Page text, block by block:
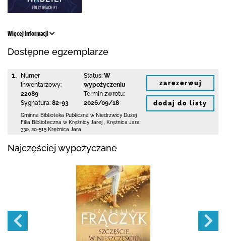
Więcej informacji
Dostępne egzemplarze
1.
Numer
inwentarzowy:
22089
Sygnatura: 82-93
Status: W
wypożyczeniu
Termin zwrotu:
2026/09/18
Gminna Biblioteka Publiczna w Niedrzwicy Dużej
Filia Biblioteczna w Krężnicy Jarej
Krężnica Jara
330 20-515 Krężnica Jara
zarezerwuj
dodaj do listy
Najczęściej wypożyczane